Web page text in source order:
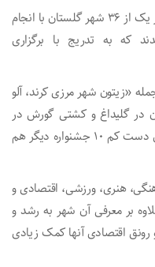
سیدمحمد حسینی افزود: گنجایش های هر یک از ۳۶ شهر گلستان با انجام
که به تدریج با برگزاری
«زیتون شهر مرزی کرند، آلو
در گلیداغ و کشتی گورش در
سیمین شهر» برگزار شده و تا پایان امسال دست کم ۱۰ جشنواره دیگر هم
هنری، ورزشی، اقتصادی و
بر معرفی آن شهر به رشد و
اقتصادی آنها کمک زیادی